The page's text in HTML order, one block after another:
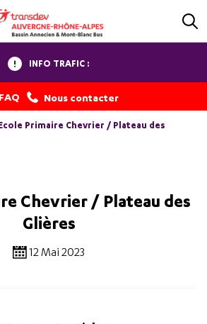
INFO TRAFIC :
FAQ Nous contacter
Primaire Chevrier / Plateau des
Chevrier / Plateau des
Glières
12 Mai 2023